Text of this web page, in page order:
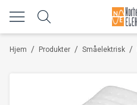
/
Hjem /
Produkter /
Småelektrisk